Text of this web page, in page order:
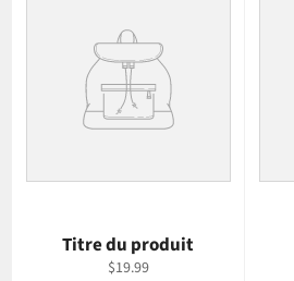
Titre du produit
$19.99